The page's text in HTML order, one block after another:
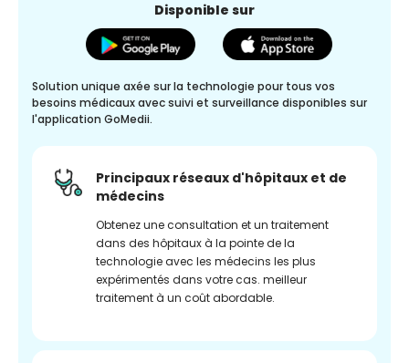
Disponible sur
Solution unique axée sur la technologie pour tous vos
besoins médicaux avec suivi et surveillance disponibles sur
l'application GoMedii.
Principaux réseaux d'hôpitaux et de
médecins
Obtenez une consultation et un traitement
dans des hôpitaux à la pointe de la
technologie avec les médecins les plus
expérimentés dans votre cas. meilleur
traitement à un coût abordable.